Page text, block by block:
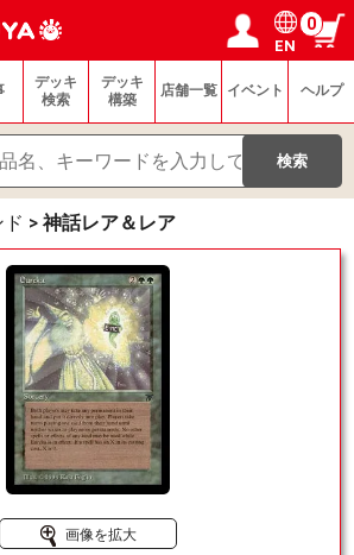
ログイン／会員登録
マイページ
EN
0
デッキ
検索
デッキ
構築
店舗一覧 イベント ヘルプ
> 神話レア＆レア
画像を拡大